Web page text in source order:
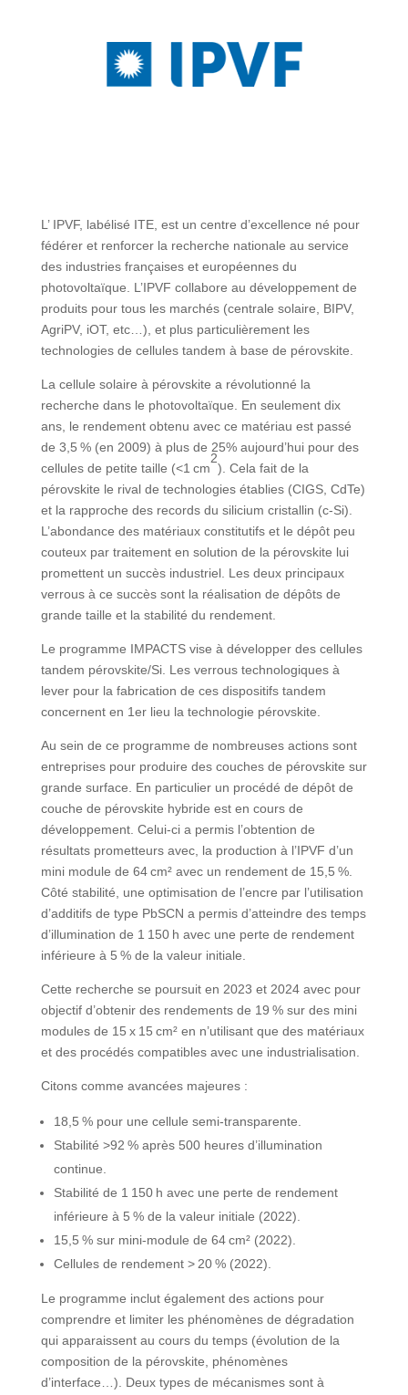
L’ IPVF, labélisé ITE, est un centre d’excellence né pour
fédérer et renforcer la recherche nationale au service
des industries françaises et européennes du
photovoltaïque. L’IPVF collabore au développement de
produits pour tous les marchés (centrale solaire, BIPV,
AgriPV, iOT, etc…), et plus particulièrement les
technologies de cellules tandem à base de pérovskite.
La cellule solaire à pérovskite a révolutionné la
recherche dans le photovoltaïque. En seulement dix
ans, le rendement obtenu avec ce matériau est passé
de 3,5 % (en 2009) à plus de 25% aujourd’hui pour des
cellules de petite taille (<1 cm
2
). Cela fait de la
pérovskite le rival de technologies établies (CIGS, CdTe)
et la rapproche des records du silicium cristallin (c-Si).
L’abondance des matériaux constitutifs et le dépôt peu
couteux par traitement en solution de la pérovskite lui
promettent un succès industriel. Les deux principaux
verrous à ce succès sont la réalisation de dépôts de
grande taille et la stabilité du rendement.
Le programme IMPACTS vise à développer des cellules
tandem pérovskite/Si. Les verrous technologiques à
lever pour la fabrication de ces dispositifs tandem
concernent en 1er lieu la technologie pérovskite.
Au sein de ce programme de nombreuses actions sont
entreprises pour produire des couches de pérovskite sur
grande surface. En particulier un procédé de dépôt de
couche de pérovskite hybride est en cours de
développement. Celui-ci a permis l’obtention de
résultats prometteurs avec, la production à l’IPVF d’un
mini module de 64 cm² avec un rendement de 15,5 %.
Côté stabilité, une optimisation de l’encre par l’utilisation
d’additifs de type PbSCN a permis d’atteindre des temps
d’illumination de 1 150 h avec une perte de rendement
inférieure à 5 % de la valeur initiale.
Cette recherche se poursuit en 2023 et 2024 avec pour
objectif d’obtenir des rendements de 19 % sur des mini
modules de 15 x 15 cm² en n’utilisant que des matériaux
et des procédés compatibles avec une industrialisation.
Citons comme avancées majeures :
18,5 % pour une cellule semi-transparente.
Stabilité >92 % après 500 heures d’illumination
continue.
Stabilité de 1 150 h avec une perte de rendement
inférieure à 5 % de la valeur initiale (2022).
15,5 % sur mini-module de 64 cm² (2022).
Cellules de rendement > 20 % (2022).
Le programme inclut également des actions pour
comprendre et limiter les phénomènes de dégradation
qui apparaissent au cours du temps (évolution de la
composition de la pérovskite, phénomènes
d’interface…). Deux types de mécanismes sont à